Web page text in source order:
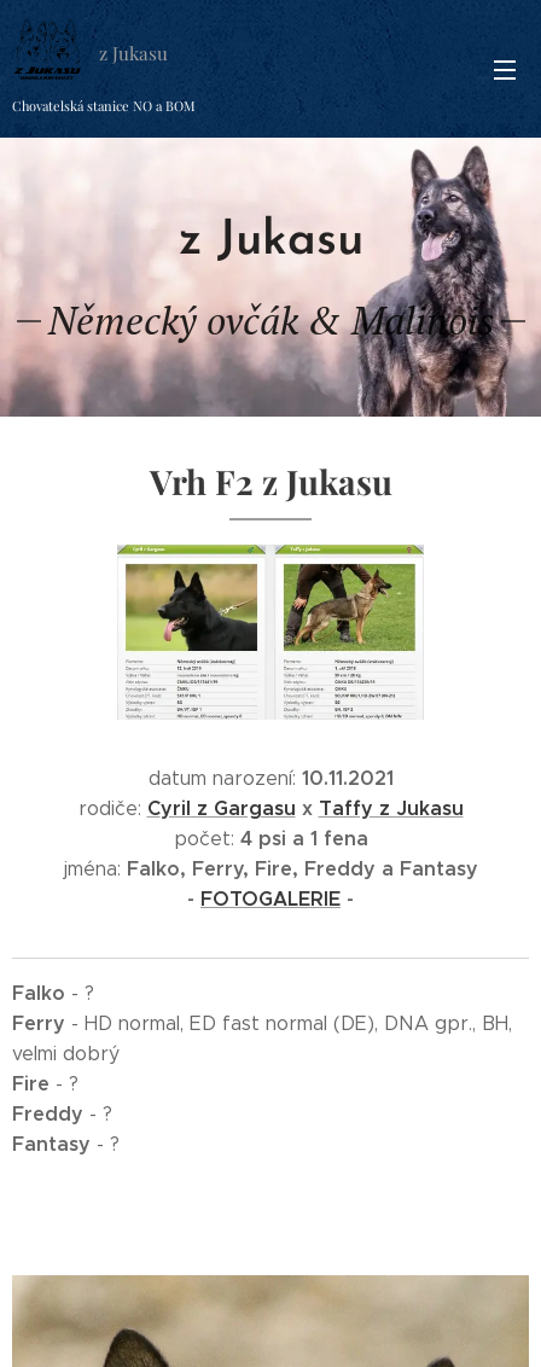
z Jukasu
Chovatelská stanice NO a BOM
z Jukasu
Německý ovčák & Malinois
Vrh F2 z Jukasu
datum narození: 10.11.2021
rodiče: Cyril z Gargasu x Taffy z Jukasu
počet: 4 psi a 1 fena
jména: Falko, Ferry, Fire, Freddy a Fantasy
- FOTOGALERIE -
Falko - ?
Ferry - HD normal, ED fast normal (DE), DNA gpr., BH,
velmi dobrý
Fire - ?
Freddy - ?
Fantasy - ?